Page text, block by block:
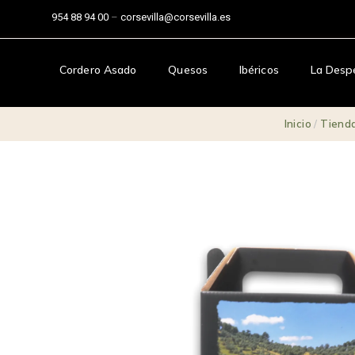
954 88 94 00 – corsevilla@corsevilla.es
Cordero Asado Quesos Ibéricos La
Inicio /